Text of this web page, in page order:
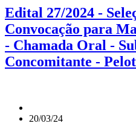
Edital 27/2024 -
Convocação para
- Chamada Oral -
Concomitante -
20/03/24